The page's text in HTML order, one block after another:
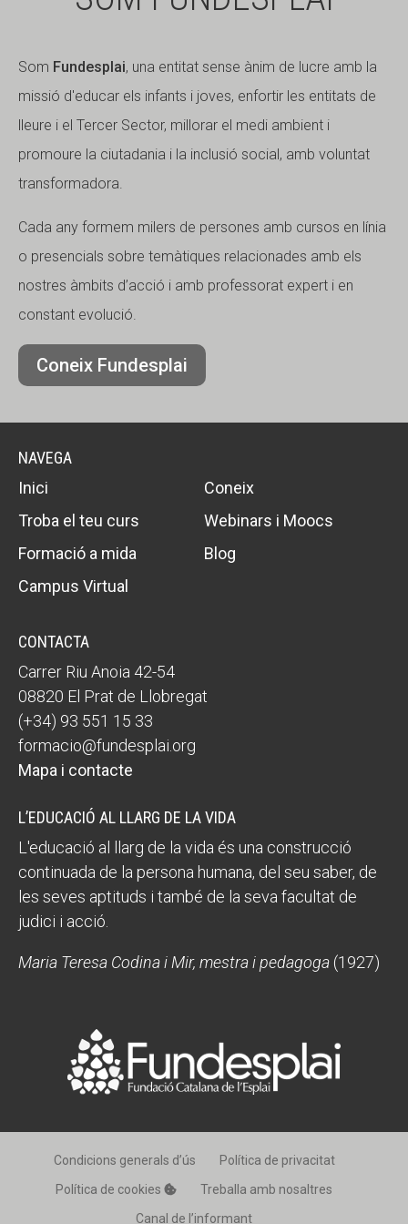
Som Fundesplai, una entitat sense ànim de lucre amb la
missió d'educar els infants i joves, enfortir les entitats de
lleure i el Tercer Sector, millorar el medi ambient i
promoure la ciutadania i la inclusió social, amb voluntat
transformadora.
Cada any formem milers de persones amb cursos en línia
o presencials sobre temàtiques relacionades amb els
nostres àmbits d’acció i amb professorat expert i en
constant evolució.
Coneix Fundesplai
NAVEGA
Inici
Coneix
Troba el teu curs
Webinars i Moocs
Formació a mida
Blog
Campus Virtual
CONTACTA
Carrer Riu Anoia 42-54
08820 El Prat de Llobregat
(+34) 93 551 15 33
formacio@fundesplai.org
Mapa i contacte
L’EDUCACIÓ AL LLARG DE LA VIDA
L'educació al llarg de la vida és una construcció
continuada de la persona humana, del seu saber, de
les seves aptituds i també de la seva facultat de
judici i acció.
Maria Teresa Codina i Mir, mestra i pedagoga (1927)
Condicions generals d’ús
Política de privacitat
Política de cookies
Treballa amb nosaltres
Canal de l’informant
Xarxes socials
COL·LABORA
Fes voluntariat
Fes un donatiu
Treballa amb nosaltres
Xarxes socials
COL·LABORA
Fes voluntariat
Fes un donatiu
Treballa amb nosaltres